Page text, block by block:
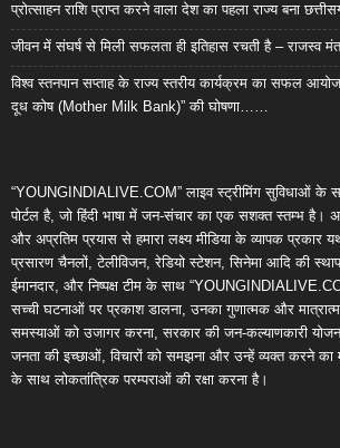
प्रोत्साहन राशि प्राप्त करने वाला देश का पहला राज्य बना
जीवन में संघर्ष से मिली सफलता ही इतिहास रचती है – राजस्व
विश्व स्तनपान सप्ताह के राज्य स्तरीय कार्यक्रम का सफल
दूध कोष (Mother Milk Bank)” की घोषणा……
“YOUNGINDIALIVE.COM” लाइव स्ट्रीमिंग सुविधाओं के
पोर्टल है, जो हिंदी भाषा में जन-संचार का एक सशक्त स्तम्भ है।
और अप्रतिम प्रयास से हमारा लक्ष्य मीडिया के व्यापक प्रकार
प्रसारण चैनलों, टेलीविजन, रेडियो स्टेशन, सिनेमा आदि की
ईमानदार, और निष्पक्ष टीम के साथ
सच्ची घटनाओं पर प्रकाश डालना, उनका गुणात्मक और
समस्याओं को उजागर करना, सरकार की जन-कल्याणकारी
जनता की इच्छाओं, विचारों को समझना और उन्हें व्यक्त करने का
के साथ लोकतांत्रिक परम्पराओं की रक्षा करना है।